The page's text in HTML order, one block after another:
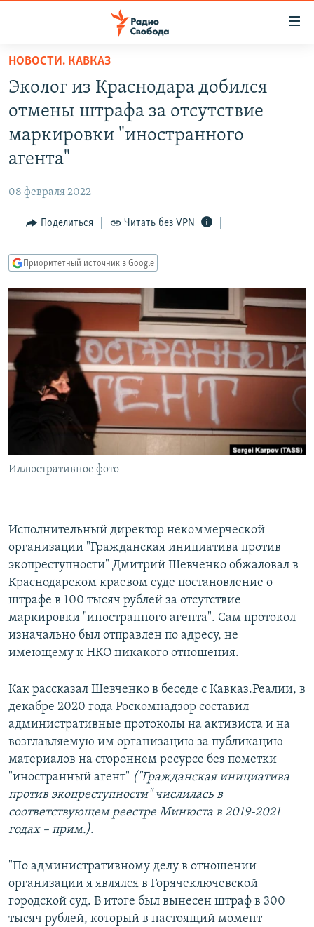
упрощенного
доступа
основному
содержанию
навигации
Вернутся
АВТОРСКИЕ ПРОЕКТЫ
ЦИТАТЫ СВОБОДЫ
КУЛЬТУРА
IDEL.РЕАЛИИ
КАВКАЗ.РЕАЛИИ
СИБИРЬ.РЕАЛИИ
РАСПИСАНИЕ ВЕЩАНИЯ
ПОДПИШИТЕСЬ НА РАССЫЛКУ
СОЦИАЛЬНЫЕ СЕТИ
НОВОСТИ. КАВКАЗ
Эколог из Краснодара добился
отмены штрафа за отсутствие
маркировки "иностранного
агента"
08 февраля 2022
Поделиться Читать без VPN
Приоритетный источник в Google
Иллюстративное фото
Исполнительный директор некоммерческой
организации "Гражданская инициатива против
экопреступности" Дмитрий Шевченко обжаловал в
Краснодарском краевом суде постановление о
штрафе в 100 тысяч рублей за отсутствие
маркировки "иностранного агента". Сам протокол
изначально был отправлен по адресу, не
имеющему к НКО никакого отношения.
Как рассказал Шевченко в беседе с Кавказ.Реалии, в
декабре 2020 года Роскомнадзор составил
административные протоколы на активиста и на
возглавляемую им организацию за публикацию
материалов на стороннем ресурсе без пометки
"иностранный агент" ("Гражданская инициатива
против экопреступности" числилась в
соответствующем реестре Минюста в 2019-2021
годах – прим.).
"По административному делу в отношении
организации я являлся в Горячеключевской
городской суд. В итоге был вынесен штраф в 300
тысяч рублей, который в настоящий момент